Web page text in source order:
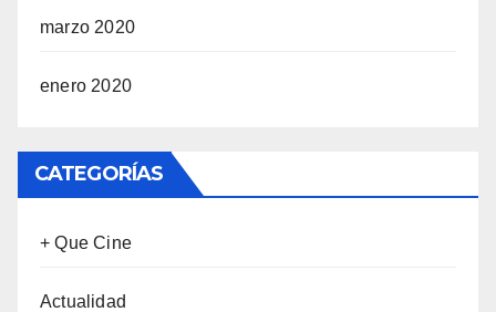
marzo 2020
enero 2020
CATEGORÍAS
+ Que Cine
Actualidad